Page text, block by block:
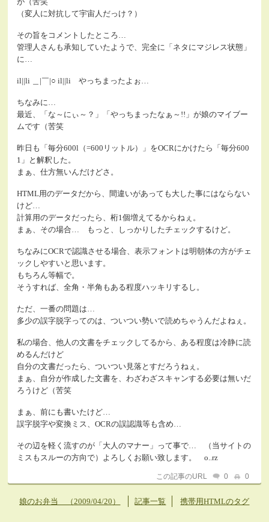
（変人に対抗して宇宙人だっけ？）
その旨をコメントしたところ…
管理人さんも承知していたようで、完全に「ネタにマジレス状態」
に…
il||li ＿|￣|○ il||li やっちまったよぉ…
ちなみに…
最近、「な～にぃ～？」「やっちまったなぁ～!!」が娘のマイブー
ムです（苦笑
昨日も「毎分600l（=600リットル）」をOCRにかけたら「毎分600
1」と解釈した。
まぁ、仕方無いんだけどさ。
HTML用のデータだから、間違いがあっても大した事にはならない
けど…
計算用のデータだったら、桁1個増えてるからねぇ。
まぁ、その場合… もっと、しっかりしたチェックするけど。
ちなみにOCRで認識させる場合、表示フォントは明朝体の方がチェ
ックしやすいと思います。
もちろん等幅で。
そうすれば、全角・半角もある程度ハッキリするし。
ただ、一番の問題は…
多少の誤字脱字ってのは、ついつい勢いで読めちゃうんだよねぇ。
私の場合、他人の文書をチェックしてるから、ある程度は冷静に読
めるんだけど
自分の文書だったら、ついつい見落とすだろうねぇ。
まぁ、自分が作成した文書を、わざわざスキャンする必要は無いだ
ろうけど（苦笑
まぁ、前にも書いたけど…
誤字脱字や変換ミス、OCRの誤認識等も含め…
その辺を軽く流すのが「大人のマナー」って事で… （当サイトの
ミスもスルーの方向で）よろしくお願い致します。 o..rz
この記事のURL 0 0
娘のお弁当 （2009/04/20） 記事一覧 携帯用HTMLのタグ